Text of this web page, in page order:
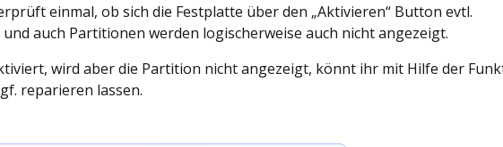
einmal, ob sich die Festplatte über den „Aktivieren“ Button evtl.
auch Partitionen werden logischerweise auch nicht angezeigt.
wird aber die Partition nicht angezeigt, könnt ihr mit Hilfe der
reparieren lassen.